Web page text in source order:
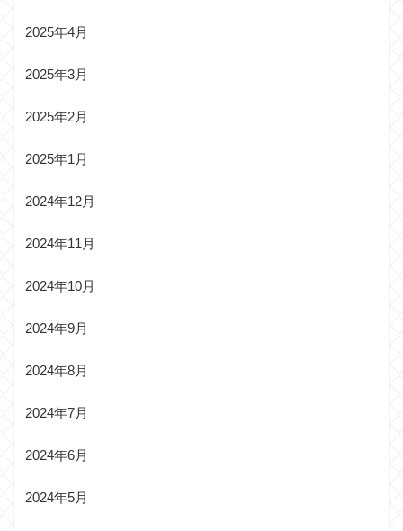
2025年4月
2025年3月
2025年2月
2025年1月
2024年12月
2024年11月
2024年10月
2024年9月
2024年8月
2024年7月
2024年6月
2024年5月